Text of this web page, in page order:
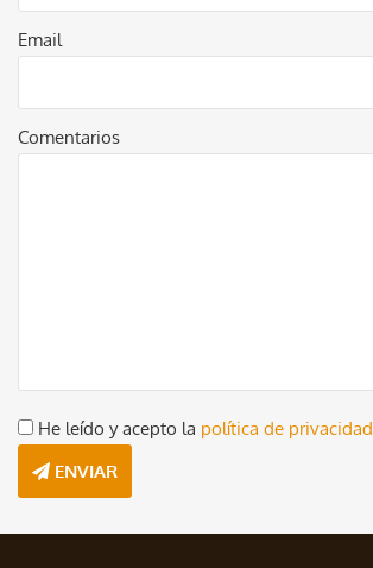
Email
Comentarios
He leído y acepto la política de privacidad
ENVIAR